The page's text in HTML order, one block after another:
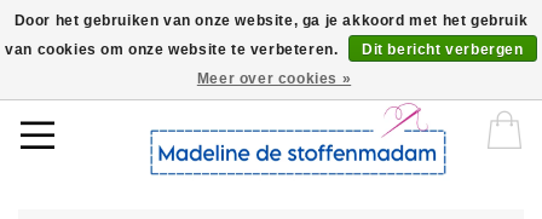
Worldwide Shipping - Onze stoffen worden verkocht per 10 cm.
Door het gebruiken van onze website, ga je akkoord met het gebruik
van cookies om onze website te verbeteren.
Dit bericht verbergen
Meer over cookies »